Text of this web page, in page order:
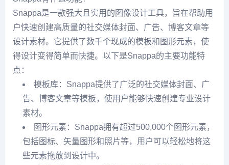
Snappa是一款强大且实用的图像设计工具，旨在帮助用
户快速创建高质量的社交媒体封面、广告、博客文章等
设计素材。它提供了数千个现成的模板和图形元素，使
得设计变得简单而快捷。以下是Snappa的主要功能特
点：
模板库：Snappa提供了广泛的社交媒体封面、广
告、博客文章等模板，使用户能够快速创建专业设计
素材。
图形元素：Snappa拥有超过500,000个图形元素，
包括图标、矢量图形和照片等，用户可以轻松地将这
些元素拖放到设计中。